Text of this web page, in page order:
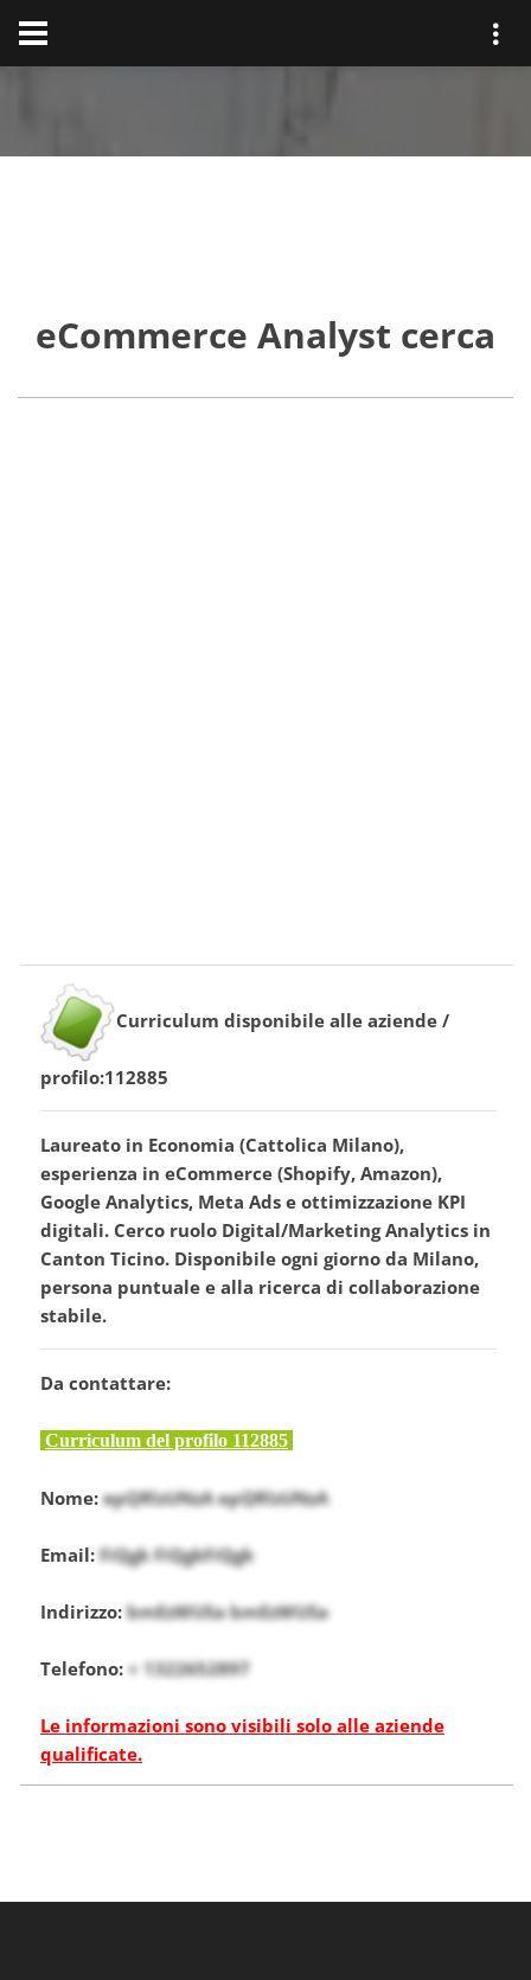
eCommerce Analyst cerca
Curriculum disponibile alle aziende /
profilo:112885
Laureato in Economia (Cattolica Milano),
esperienza in eCommerce (Shopify, Amazon),
Google Analytics, Meta Ads e ottimizzazione KPI
digitali. Cerco ruolo Digital/Marketing Analytics in
Canton Ticino. Disponibile ogni giorno da Milano,
persona puntuale e alla ricerca di collaborazione
stabile.
Da contattare:
Curriculum del profilo 112885
Nome:epQRlzUNzA epQRlzUNzA
Email: FiQgk FiQgkFiQgk
Indirizzo:bmEzWUSa bmEzWUSa
Telefono: + 1322652897
Le informazioni sono visibili solo alle aziende
qualificate.